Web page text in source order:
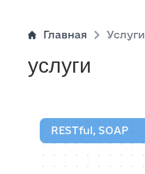
Главная Услуги
услуги
RESTful, SOAP